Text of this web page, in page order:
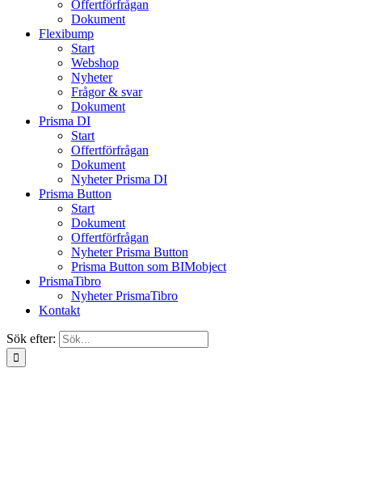
Offertförfrågan
Dokument
Flexibump
Start
Webshop
Nyheter
Frågor & svar
Dokument
Prisma DI
Start
Offertförfrågan
Dokument
Nyheter Prisma DI
Prisma Button
Start
Dokument
Offertförfrågan
Nyheter Prisma Button
Prisma Button som BIMobject
PrismaTibro
Nyheter PrismaTibro
Kontakt
Sök efter: